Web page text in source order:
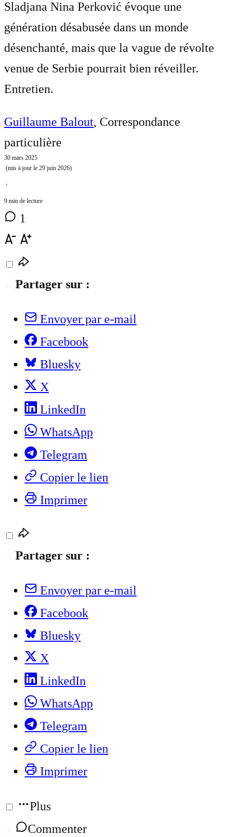
Sladjana Nina Perković évoque une
génération désabusée dans un monde
désenchanté, mais que la vague de révolte
venue de Serbie pourrait bien réveiller.
Entretien.
Guillaume Balout, Correspondance
particulière
30 mars 2025
(mis à jour le 29 juin 2026)
⋅
9 min de lecture
1
Partager sur :
Envoyer par e-mail
Facebook
Bluesky
X
LinkedIn
WhatsApp
Telegram
Copier le lien
Imprimer
Partager sur :
Envoyer par e-mail
Facebook
Bluesky
X
LinkedIn
WhatsApp
Telegram
Copier le lien
Imprimer
Plus
Commenter